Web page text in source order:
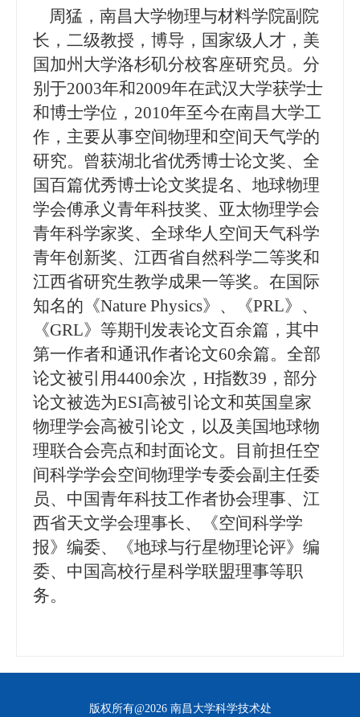
周猛，南昌大学物理与材料学院副院
长，二级教授，博导， 国家级人才 ，美
国加州大学洛杉矶分校客座研究员。分
别于2003年和2009年在武汉大学获学士
和博士学位，2010年至今在南昌大学工
作，主要从事空间物理和空间天气学的
研究。曾获湖北省优秀博士论文奖、全
国百篇优秀博士论文奖提名、地球物理
学会傅承义青年科技奖、亚太物理学会
青年科学家奖、全球华人空间天气科学
青年创新奖、江西省自然科学二等奖和
江西省研究生教学成果一等奖。在国际
知名的《Nature Physics》、《PRL》、
《GRL》等期刊发表论文百余篇，其中
第一作者和通讯作者论文60余篇。全部
论文被引用4400余次，H指数39，部分
论文被选为ESI高被引论文和英国皇家
物理学会高被引论文，以及美国地球物
理联合会亮点和封面论文。目前担任空
间科学学会空间物理学专委会副主任委
员、中国青年科技工作者协会理事、江
西省天文学会理事长、《空间科学学
报》编委、《地球与行星物理论评》编
委、中国高校行星科学联盟理事等职
务。
版权所有@2026 南昌大学科学技术处